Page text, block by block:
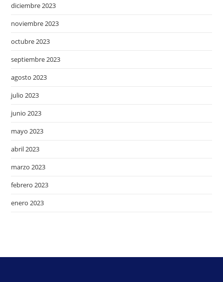
diciembre 2023
noviembre 2023
octubre 2023
septiembre 2023
agosto 2023
julio 2023
junio 2023
mayo 2023
abril 2023
marzo 2023
febrero 2023
enero 2023